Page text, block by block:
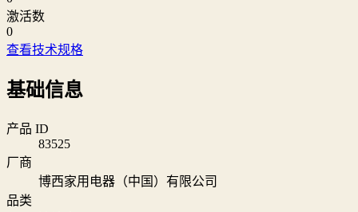
激活数
0
查看技术规格
基础信息
产品 ID
83525
厂商
博西家用电器（中国）有限公司
品类